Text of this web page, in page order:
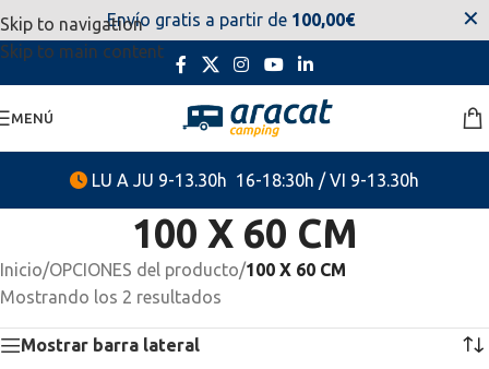
Skip to navigation
Skip to main content
estaremos disponibles. Disculpen las molestias.
MENÚ
LU A JU 9-13.30h 16-18:30h / VI 9-13.30h
100 X 60 CM
Inicio/OPCIONES del producto/100 X 60 CM
Mostrando los 2 resultados
Envío gratis a partir de 100,00€ ✕
Mostrar barra lateral